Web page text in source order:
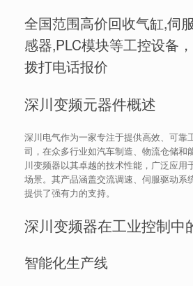
全国范围高价回收气缸,伺
感器,PLC模块等工控设备
拨打电话报价
深川变频元器件概述
深川电气作为一家专注于提供高效、可靠
司，在众多行业如汽车制造、物流仓储和
川变频器以其卓越的技术性能，广泛应用
场景。其产品涵盖交流调速、伺服驱动系
提供了强有力的支持。
深川变频器在工业控制中
智能化生产线